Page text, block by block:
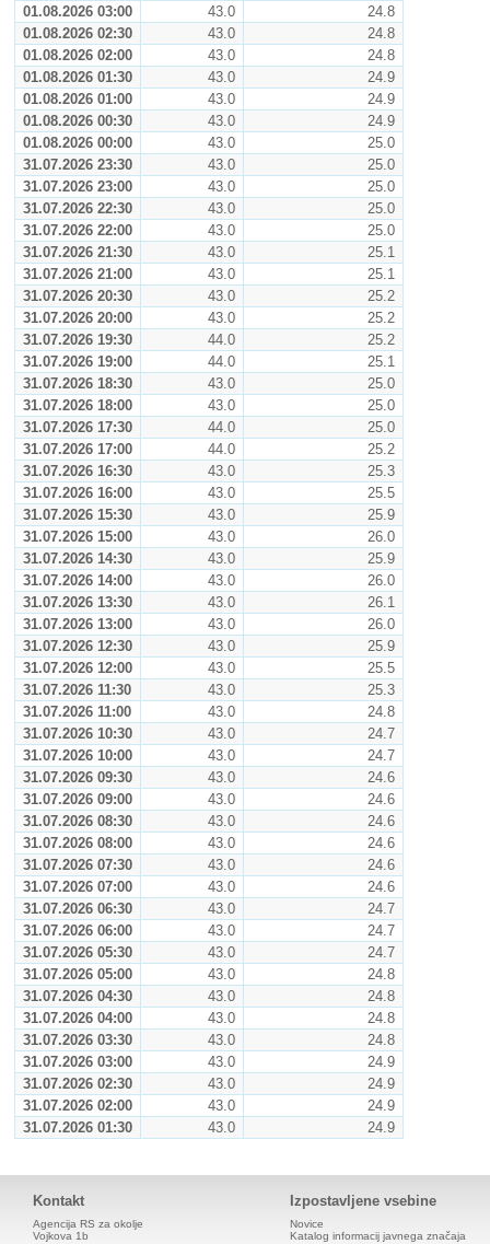
01.08.2026 03:00
43.0
24.8
01.08.2026 02:30
43.0
24.8
01.08.2026 02:00
43.0
24.8
01.08.2026 01:30
43.0
24.9
01.08.2026 01:00
43.0
24.9
01.08.2026 00:30
43.0
24.9
01.08.2026 00:00
43.0
25.0
31.07.2026 23:30
43.0
25.0
31.07.2026 23:00
43.0
25.0
31.07.2026 22:30
43.0
25.0
31.07.2026 22:00
43.0
25.0
31.07.2026 21:30
43.0
25.1
31.07.2026 21:00
43.0
25.1
31.07.2026 20:30
43.0
25.2
31.07.2026 20:00
43.0
25.2
31.07.2026 19:30
44.0
25.2
31.07.2026 19:00
44.0
25.1
31.07.2026 18:30
43.0
25.0
31.07.2026 18:00
43.0
25.0
31.07.2026 17:30
44.0
25.0
31.07.2026 17:00
44.0
25.2
31.07.2026 16:30
43.0
25.3
31.07.2026 16:00
43.0
25.5
31.07.2026 15:30
43.0
25.9
31.07.2026 15:00
43.0
26.0
31.07.2026 14:30
43.0
25.9
31.07.2026 14:00
43.0
26.0
31.07.2026 13:30
43.0
26.1
31.07.2026 13:00
43.0
26.0
31.07.2026 12:30
43.0
25.9
31.07.2026 12:00
43.0
25.5
31.07.2026 11:30
43.0
25.3
31.07.2026 11:00
43.0
24.8
31.07.2026 10:30
43.0
24.7
31.07.2026 10:00
43.0
24.7
31.07.2026 09:30
43.0
24.6
31.07.2026 09:00
43.0
24.6
31.07.2026 08:30
43.0
24.6
31.07.2026 08:00
43.0
24.6
31.07.2026 07:30
43.0
24.6
31.07.2026 07:00
43.0
24.6
31.07.2026 06:30
43.0
24.7
31.07.2026 06:00
43.0
24.7
31.07.2026 05:30
43.0
24.7
31.07.2026 05:00
43.0
24.8
31.07.2026 04:30
43.0
24.8
31.07.2026 04:00
43.0
24.8
31.07.2026 03:30
43.0
24.8
31.07.2026 03:00
43.0
24.9
31.07.2026 02:30
43.0
24.9
31.07.2026 02:00
43.0
24.9
31.07.2026 01:30
43.0 24.9
Kontakt
Agencija RS za okolje
Vojkova 1b
Izpostavljene vsebine
Novice
Katalog informacij javnega značaja